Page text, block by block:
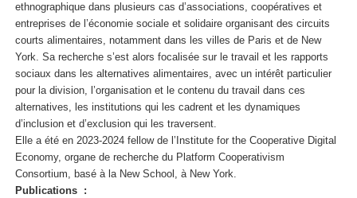
ethnographique dans plusieurs cas d’associations, coopératives et
entreprises de l’économie sociale et solidaire organisant des circuits
courts alimentaires, notamment dans les villes de Paris et de New
York. Sa recherche s’est alors focalisée sur le travail et les rapports
sociaux dans les alternatives alimentaires, avec un intérêt particulier
pour la division, l’organisation et le contenu du travail dans ces
alternatives, les institutions qui les cadrent et les dynamiques
d’inclusion et d’exclusion qui les traversent.
Elle a été en 2023-2024 fellow de l’Institute for the Cooperative Digital
Economy, organe de recherche du Platform Cooperativism
Consortium, basé à la New School, à New York.
Publications :